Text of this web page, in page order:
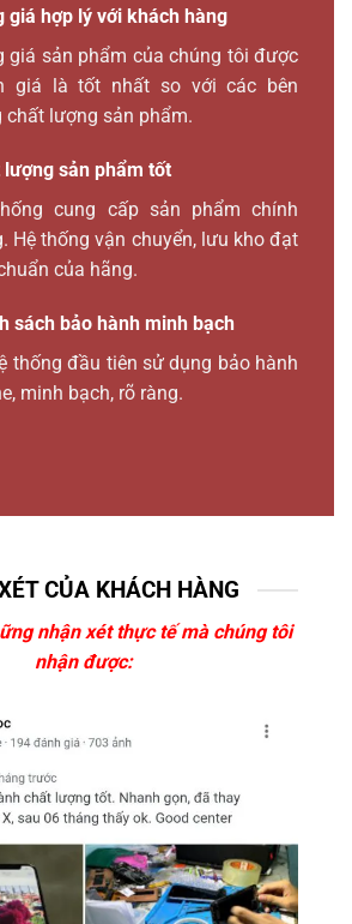
giá hợp lý với khách hàng
giá sản phẩm của chúng tôi được
giá là tốt nhất so với các bên
chất lượng sản phẩm.
lượng sản phẩm tốt
cung cấp sản phẩm chính
Hệ thống vận chuyển, lưu kho đạt
của hãng.
sách bảo hành minh bạch
thống đầu tiên sử dụng bảo hành
minh bạch, rõ ràng.
CỦA KHÁCH HÀNG
nhận xét thực tế mà chúng tôi
nhận được: